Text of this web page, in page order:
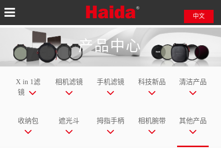
中文
EN
日本語
产品中心
X in 1滤
镜
相机滤镜 手机滤镜 科技新品 清洁产品
收纳包 遮光斗 拇指手柄 相机腕带 其他产品